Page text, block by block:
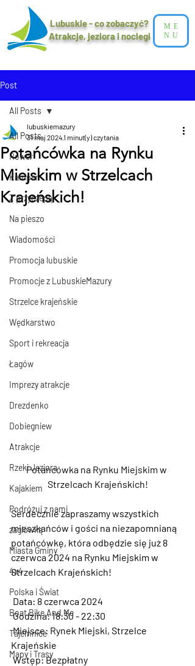
Lubuskie - co zobaczyć?
Atrakcje, jeziora i noclegi​
ME
NU
Post
All Posts
Rower
Kamper
Z przyczepą
Na pieszo
Wiadomości
Promocja lubuskie
Promocje z LubuskieMazury
Strzelce krajeńskie
Wędkarstwo
Sport i rekreacja
Łagów
Imprezy atrakcje
Drezdenko
Dobiegniew
Atrakcje
Rzeki Jeziora
Kajakiem
Podróżuj z nami
żaglówką
Miasta Gminy
4x4
Polska i Świat
Boat Bike And Me
Tajemnice
Mapy i Trasy
All Posts
Potańcówka na Rynku
Miejskim w Strzelcach
Krajeńskich!
lubuskiemazury
31 maj 20241 minut(y) czytania
Potańcówka na Rynku Miejskim w
Strzelcach Krajeńskich!
Serdecznie zapraszamy wszystkich
mieszkańców i gości na niezapomnianą
potańcówkę, która odbędzie się już 8
czerwca 2024 na Rynku Miejskim w
Strzelcach Krajeńskich!
Data: 8 czerwca 2024
Godzina: 18:30 - 22:30
Miejsce: Rynek Miejski, Strzelce
Krajeńskie
Wstęp: Bezpłatny